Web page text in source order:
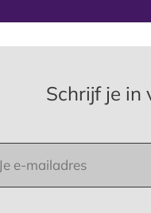
Schrijf je in